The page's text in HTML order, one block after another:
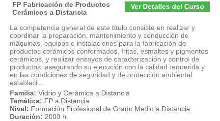
Ver Detalles del Curso
FP Fabricación de Productos
Cerámicos a Distancia
La competencia general de este título consiste en realizar y
coordinar la preparación, mantenimiento y conducción de
máquinas, equipos e instalaciones para la fabricación de
productos cerámicos conformados, fritas, esmaltes y pigmentos
cerámicos, y realizar ensayos de caracterización y control de
productos, asegurando su ejecución con la calidad requerida y
en las condiciones de seguridad y de protección ambiental
estableci...
Familia: Vidrio y Cerámica a Distancia
Temática: FP a Distancia
Nivel: Formación Profesional de Grado Medio a Distancia
Duración: 2000 h.